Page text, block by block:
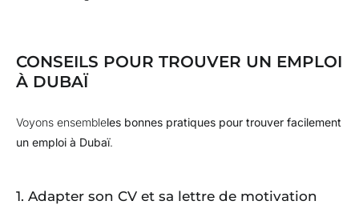
CONSEILS POUR TROUVER UN EMPLOI
À DUBAÏ
Voyons ensembleles bonnes pratiques pour trouver facilement
un emploi à Dubaï.
1. Adapter son CV et sa lettre de motivation